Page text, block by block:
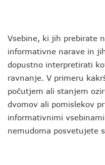
Vsebine, ki jih prebirate
informativne narave in
dopustno interpretirati
ravnanje. V primeru
počutjem ali stanjem
dvomov ali pomislekov
informativnimi
nemudoma posvetujete